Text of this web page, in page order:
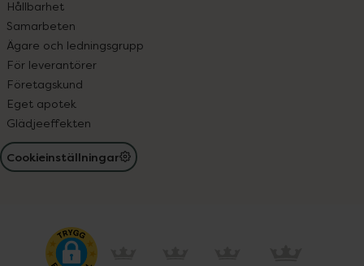
Hållbarhet
Samarbeten
Ägare och ledningsgrupp
För leverantörer
Företagskund
Eget apotek
Glädjeeffekten
Cookieinställningar